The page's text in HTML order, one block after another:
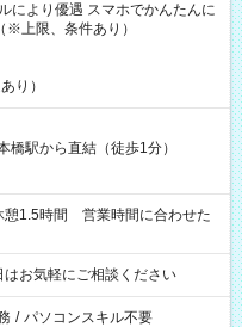
より優遇 スマホでかんたんに
※上限、条件あり）
り）
駅から直結（徒歩1分）
お気軽にご相談ください
/ パソコンスキル不要